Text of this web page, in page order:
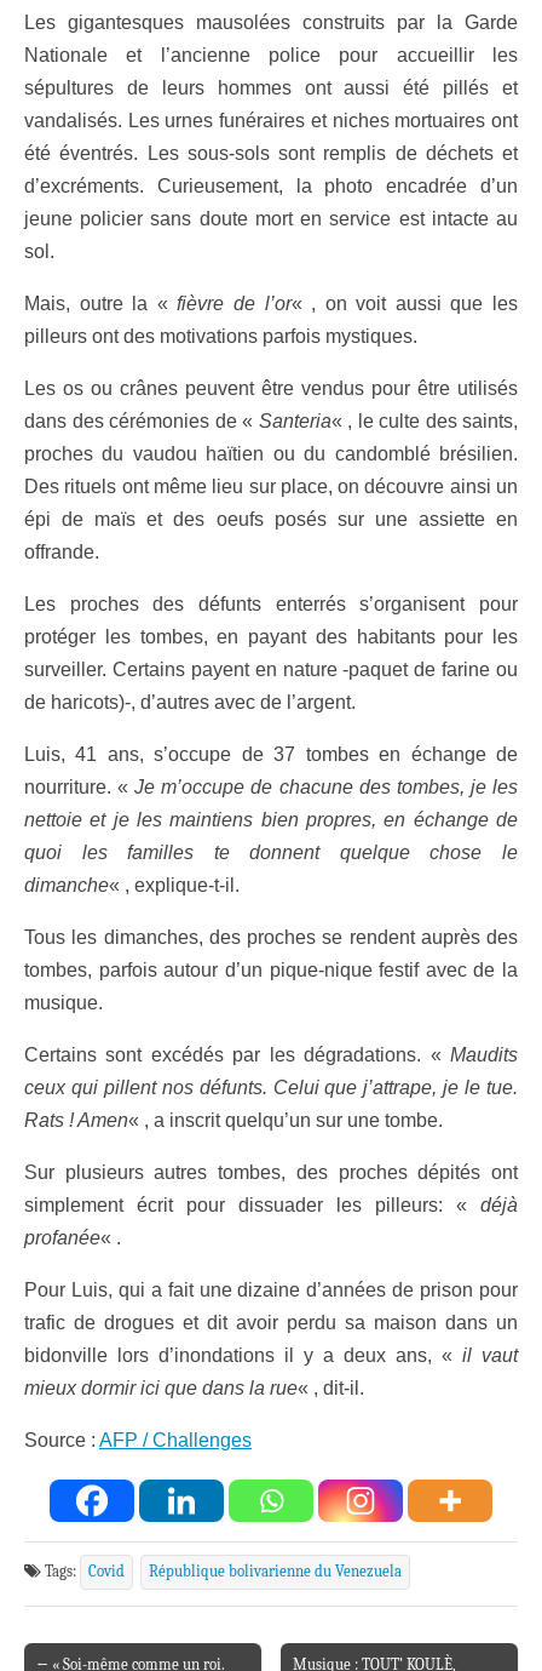
Les gigantesques mausolées construits par la Garde
Nationale et l’ancienne police pour accueillir les
sépultures de leurs hommes ont aussi été pillés et
vandalisés. Les urnes funéraires et niches mortuaires ont
été éventrés. Les sous-sols sont remplis de déchets et
d’excréments. Curieusement, la photo encadrée d’un
jeune policier sans doute mort en service est intacte au
sol.
Mais, outre la «fièvre de l’or« , on voit aussi que les
pilleurs ont des motivations parfois mystiques.
Les os ou crânes peuvent être vendus pour être utilisés
dans des cérémonies de « Santeria« , le culte des saints,
proches du vaudou haïtien ou du candomblé brésilien.
Des rituels ont même lieu sur place, on découvre ainsi un
épi de maïs et des oeufs posés sur une assiette en
offrande.
Les proches des défunts enterrés s’organisent pour
protéger les tombes, en payant des habitants pour les
surveiller. Certains payent en nature -paquet de farine ou
de haricots)-, d’autres avec de l’argent.
Luis, 41 ans, s’occupe de 37 tombes en échange de
nourriture. «Je m’occupe de chacune des tombes, je les
nettoie et je les maintiens bien propres, en échange de
quoi les familles te donnent quelque chose le
dimanche« , explique-t-il.
Tous les dimanches, des proches se rendent auprès des
tombes, parfois autour d’un pique-nique festif avec de la
musique.
Certains sont excédés par les dégradations. « Maudits
ceux qui pillent nos défunts. Celui que j’attrape, je le tue.
Rats ! Amen« , a inscrit quelqu’un sur une tombe.
Sur plusieurs autres tombes, des proches dépités ont
simplement écrit pour dissuader les pilleurs: « déjà
profanée« .
Pour Luis, qui a fait une dizaine d’années de prison pour
trafic de drogues et dit avoir perdu sa maison dans un
bidonville lors d’inondations il y a deux ans, « il vaut
mieux dormir ici que dans la rue« , dit-il.
Source : AFP / Challenges
Tags: Covid République bolivarienne du Venezuela
← « Soi-même comme un roi. Musique : TOUT’ KOULÈ,